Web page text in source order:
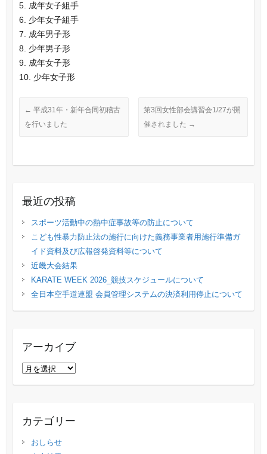
5. 成年女子組手
6. 少年女子組手
7. 成年男子形
8. 少年男子形
9. 成年女子形
10. 少年女子形
← 平成31年・新年合同初稽古
を行いました
第3回女性部会講習会1/27が開
催されました →
最近の投稿
スポーツ活動中の熱中症事故等の防止について
こども性暴力防止法の施行に向けた義務事業者用施行準備ガ
イド資料及び広報啓発資料等について
近畿大会結果
KARATE WEEK 2026_競技スケジュールについて
全日本空手道連盟 会員管理システムの決済利用停止について
アーカイブ
ア
ー
ブ
カテゴリー
おしらせ